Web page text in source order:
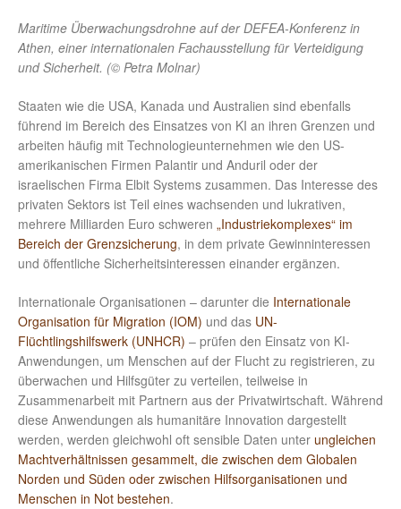
Maritime Überwachungsdrohne auf der DEFEA-Konferenz in
Athen, einer internationalen Fachausstellung für Verteidigung
und Sicherheit. (© Petra Molnar)
Staaten wie die USA, Kanada und Australien sind ebenfalls
führend im Bereich des Einsatzes von KI an ihren Grenzen und
arbeiten häufig mit Technologieunternehmen wie den US-
amerikanischen Firmen Palantir und Anduril oder der
israelischen Firma Elbit Systems zusammen. Das Interesse des
privaten Sektors ist Teil eines wachsenden und lukrativen,
mehrere Milliarden Euro schweren „Industriekomplexes“ im
Bereich der Grenzsicherung, in dem private Gewinninteressen
und öffentliche Sicherheitsinteressen einander ergänzen.
Internationale Organisationen – darunter die Internationale
Organisation für Migration (IOM) und das UN-
Flüchtlingshilfswerk (UNHCR) – prüfen den Einsatz von KI-
Anwendungen, um Menschen auf der Flucht zu registrieren, zu
überwachen und Hilfsgüter zu verteilen, teilweise in
Zusammenarbeit mit Partnern aus der Privatwirtschaft. Während
diese Anwendungen als humanitäre Innovation dargestellt
werden, werden gleichwohl oft sensible Daten unter ungleichen
Machtverhältnissen gesammelt, die zwischen dem Globalen
Norden und Süden oder zwischen Hilfsorganisationen und
Menschen in Not bestehen.